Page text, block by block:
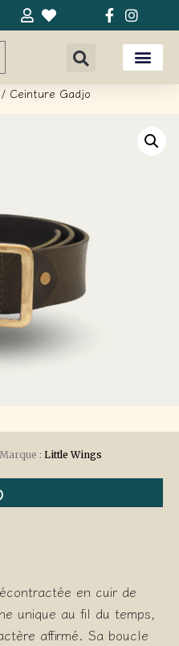
/ Ceinture Gadjo
Marque : Little Wings
en cuir de
unique au fil du temps,
affirmé. Sa boucle